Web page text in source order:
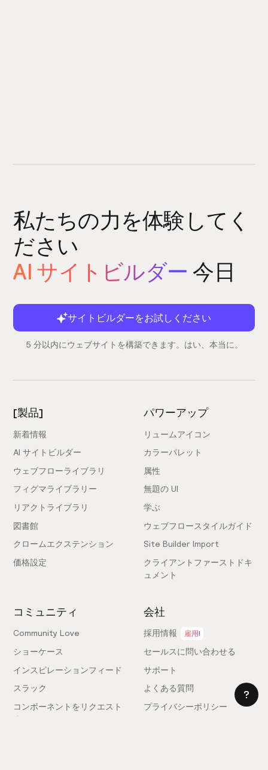
私たちの力を体験してく
ださい
AI サイトビルダー 今日
サイトビルダーをお試しください
5 分以内にウェブサイトを構築できます。はい、本当に。
[製品]
新着情報
AI サイトビルダー
ウェブフローライブラリ
フィグマライブラリー
リアクトライブラリ
図書館
クロームエクステンション
価格設定
パワーアップ
リュームアイコン
カラーパレット
属性
無題の UI
学ぶ
ウェブフロースタイルガイド
Site Builder Import
クライアントファーストドキ
ュメント
コミュニティ
Community Love
ショーケース
インスピレーションフィード
スラック
コンポーネントをリクエスト
する
会社
採用情報 雇用!
セールスに問い合わせる
サポート
よくある質問
プライバシーポリシー